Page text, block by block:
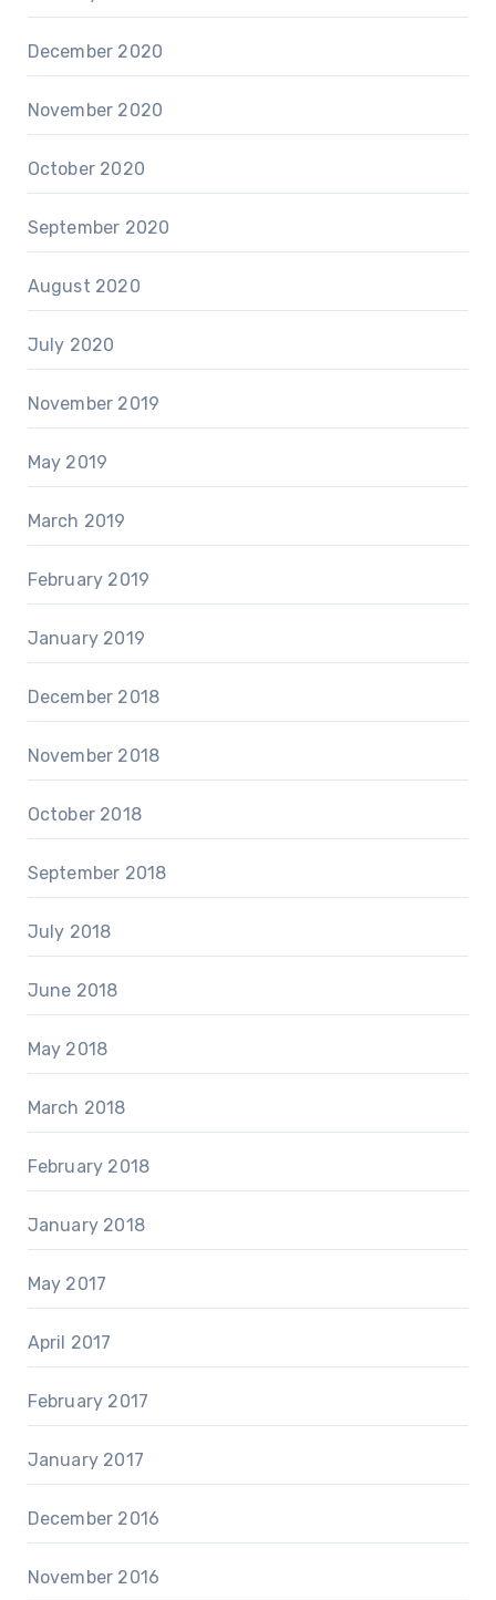
December 2020
November 2020
October 2020
September 2020
August 2020
July 2020
November 2019
May 2019
March 2019
February 2019
January 2019
December 2018
November 2018
October 2018
September 2018
July 2018
June 2018
May 2018
March 2018
February 2018
January 2018
May 2017
April 2017
February 2017
January 2017
December 2016
November 2016